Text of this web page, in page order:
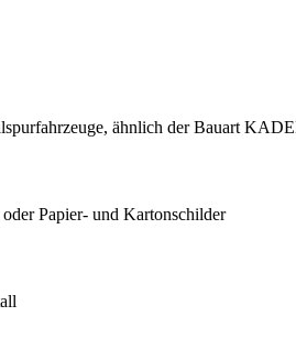
ähnlich der Bauart
Papier- und Kartonschilder